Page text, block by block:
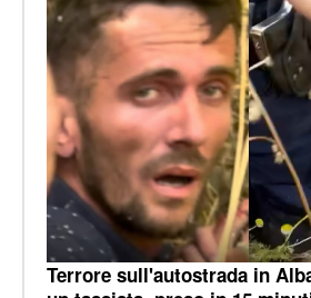
Terrore sull'autostrada in